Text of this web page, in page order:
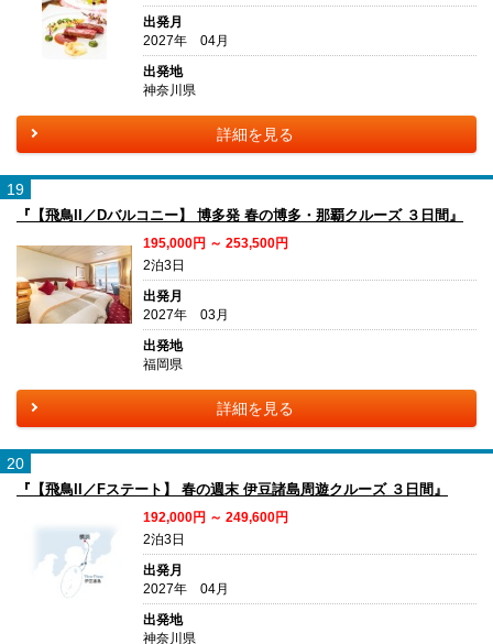
出発月
2027年 04月
出発地
神奈川県
詳細を見る
19
『【飛鳥II／Dバルコニー】 博多発 春の博多・那覇クルーズ ３日間』
195,000円 ～ 253,500円
2泊3日
出発月
2027年 03月
出発地
福岡県
詳細を見る
20
『【飛鳥II／Fステート】 春の週末 伊豆諸島周遊クルーズ ３日間』
192,000円 ～ 249,600円
2泊3日
出発月
2027年 04月
出発地
神奈川県